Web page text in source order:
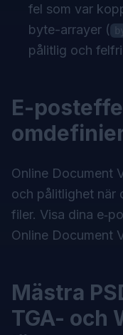
fel som var
byte-arrayer (
pålitlig och
E-
Online Document
och pålitlighet när
filer. Visa dina
Online Document
Mästra
TGA- och